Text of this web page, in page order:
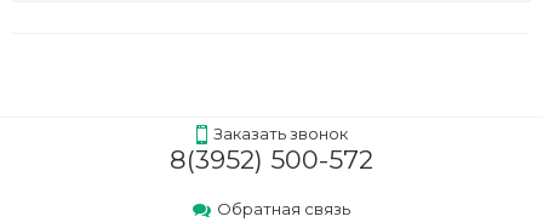
Заказать звонок
8(3952) 500-572
Обратная связь